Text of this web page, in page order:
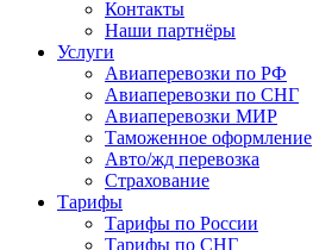
Контакты
Наши партнёры
Услуги
Авиаперевозки по РФ
Авиаперевозки по СНГ
Авиаперевозки МИР
Таможенное оформление
Авто/жд перевозка
Страхование
Тарифы
Тарифы по России
Тарифы по СНГ